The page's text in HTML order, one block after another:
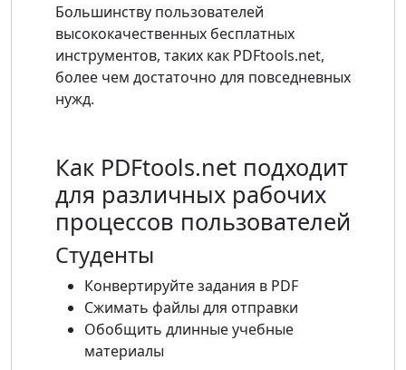
Большинству пользователей
высококачественных бесплатных
инструментов, таких как PDFtools.net,
более чем достаточно для повседневных
нужд.
Как PDFtools.net подходит
для различных рабочих
процессов пользователей
Студенты
Конвертируйте задания в PDF
Сжимать файлы для отправки
Обобщить длинные учебные
материалы